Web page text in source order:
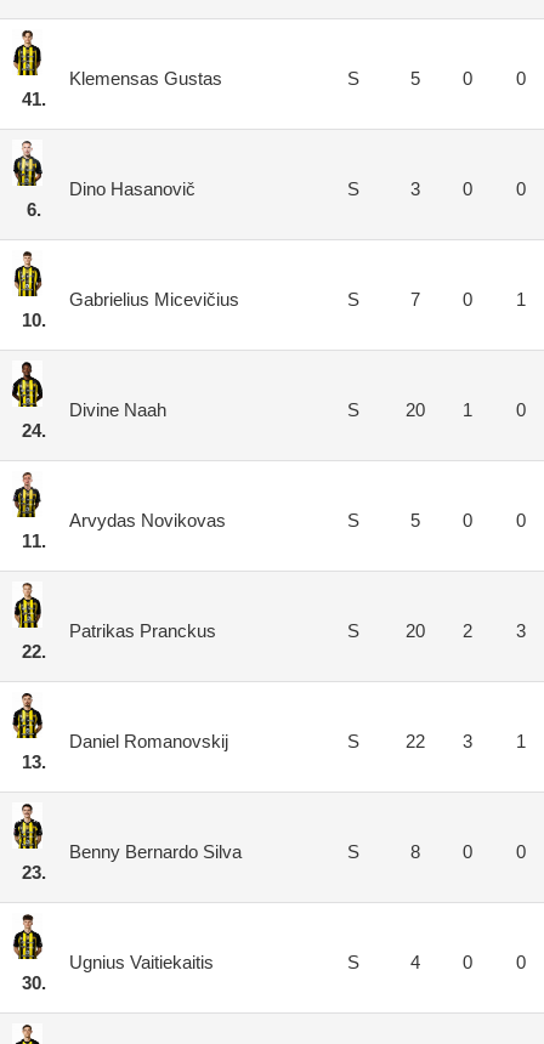
41.
Klemensas Gustas S 5 0 0
6.
Dino Hasanovič S 3 0 0
10.
Gabrielius Micevičius S 7 0 1
24.
Divine Naah S 20 1 0
11.
Arvydas Novikovas S 5 0 0
22.
Patrikas Pranckus S 20 2 3
13.
Daniel Romanovskij S 22 3 1
23.
Benny Bernardo Silva S 8 0 0
30.
Ugnius Vaitiekaitis S 4 0 0